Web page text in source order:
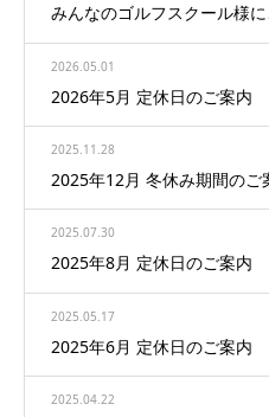
みんなのゴルフスクール様
2026.05.01
2026年5月 定休日のご案内
2025.11.28
2025年12月 冬休み期間のご
2025.07.30
2025年8月 定休日のご案内
2025.05.17
2025年6月 定休日のご案内
2025.04.22